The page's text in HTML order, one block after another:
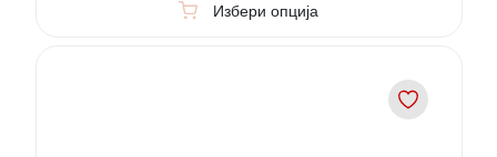
Избери опција